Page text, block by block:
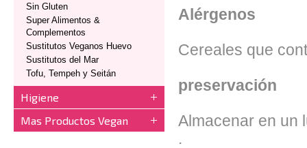
Sin Gluten
Super Alimentos &
Complementos
Sustitutos Veganos Huevo
Sustitutos del Mar
Tofu, Tempeh y Seitán
Higiene
Mas Productos Vegan
Alérgenos
Cereales que
preservación
Almacenar en un
.